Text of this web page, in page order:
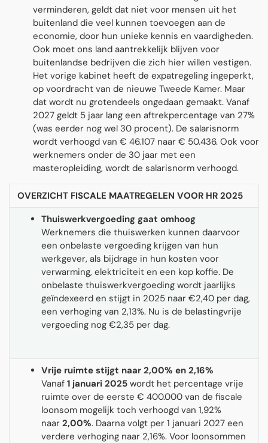
verminderen, geldt dat niet voor mensen uit het
buitenland die veel kunnen toevoegen aan de
economie, door hun unieke kennis en vaardigheden.
Ook moet ons land aantrekkelijk blijven voor
buitenlandse bedrijven die zich hier willen vestigen.
Het vorige kabinet heeft de expatregeling ingeperkt,
op voordracht van de nieuwe Tweede Kamer. Maar
dat wordt nu grotendeels ongedaan gemaakt. Vanaf
2027 geldt 5 jaar lang een aftrekpercentage van 27%
(was eerder nog wel 30 procent). De salarisnorm
wordt verhoogd van € 46.107 naar € 50.436. Ook voor
werknemers onder de 30 jaar met een
masteropleiding, wordt de salarisnorm verhoogd.
OVERZICHT FISCALE MAATREGELEN VOOR HR 2025
Thuiswerkvergoeding gaat omhoog
Werknemers die thuiswerken kunnen daarvoor
een onbelaste vergoeding krijgen van hun
werkgever, als bijdrage in hun kosten voor
verwarming, elektriciteit en een kop koffie. De
onbelaste thuiswerkvergoeding wordt jaarlijks
geïndexeerd en stijgt in 2025 naar €2,40 per dag,
een verhoging van 2,13%. Nu is de belastingvrije
vergoeding nog €2,35 per dag.
Vrije ruimte stijgt naar 2,00% en 2,16%
Vanaf 1 januari 2025wordt het percentage vrije
ruimte over de eerste € 400.000 van de fiscale
loonsom mogelijk toch verhoogd van 1,92%
naar 2,00%. Daarna volgt per 1 januari 2027 een
verdere verhoging naar 2,16%. Voor loonsommen